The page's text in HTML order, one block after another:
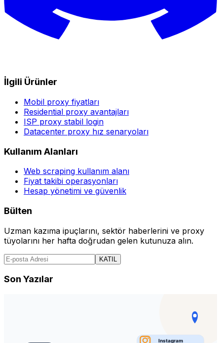
İlgili Ürünler
Mobil proxy fiyatları
Residential proxy avantajları
ISP proxy stabil login
Datacenter proxy hız senaryoları
Kullanım Alanları
Web scraping kullanım alanı
Fiyat takibi operasyonları
Hesap yönetimi ve güvenlik
Bülten
Uzman kazıma ipuçlarını, sektör haberlerini ve proxy
tüyolarını her hafta doğrudan gelen kutunuza alın.
KATIL
Son Yazılar